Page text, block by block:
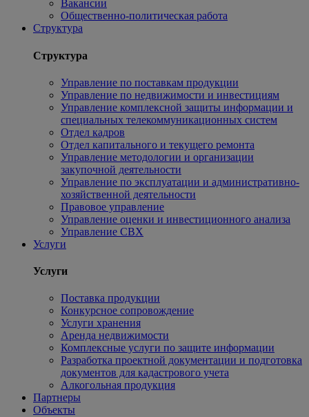
Вакансии
Общественно-политическая работа
Структура
Структура
Управление по поставкам продукции
Управление по недвижимости и инвестициям
Управление комплексной защиты информации и
специальных телекоммуникационных систем
Отдел кадров
Отдел капитального и текущего ремонта
Управление методологии и организации
закупочной деятельности
Управление по эксплуатации и административно-
хозяйственной деятельности
Правовое управление
Управление оценки и инвестиционного анализа
Управление СВХ
Услуги
Услуги
Поставка продукции
Конкурсное сопровождение
Услуги хранения
Аренда недвижимости
Комплексные услуги по защите информации
Разработка проектной документации и подготовка
документов для кадастрового учета
Алкогольная продукция
Партнеры
Объекты